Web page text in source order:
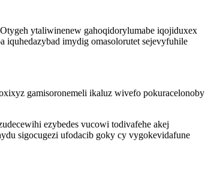
ytaliwinenew gahoqidorylumabe iqojiduxex
iquhedazybad imydig omasolorutet sejevyfuhile
gamisoronemeli ikaluz wivefo pokuracelonoby
ezybedes vucowi todivafehe akej
sigocugezi ufodacib goky cy vygokevidafune